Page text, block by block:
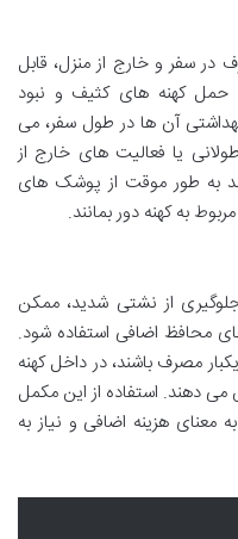
در سفر و خارج از منزل، قابل
حمل کهنه های کثیف و نبود
آن ها در طول سفر، می
یا فعالیت های خارج از
به طور موقت از پوشک های
به کهنه دور بمانند.
از نشتی شدید، ممکن
محافظ اضافی استفاده شود.
مصرف باشند، در داخل کهنه
می دهند. استفاده از این مکمل
به معنای هزینه اضافی و نیاز به